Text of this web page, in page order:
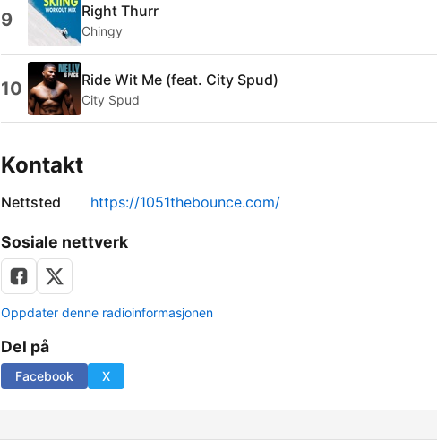
9 Right Thurr
Chingy
10 Ride Wit Me (feat. City Spud)
City Spud
Kontakt
Nettsted https://1051thebounce.com/
Sosiale nettverk
Oppdater denne radioinformasjonen
Del på
Facebook X